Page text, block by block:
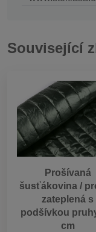
Související
Prošívaná
šusťákovina /
zateplená s
podšívkou
cm